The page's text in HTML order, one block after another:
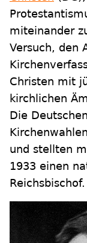
miteinander
Versuch, den
Christen mit
kirchlichen
Die
und stellten
1933 einen
Reichsbischof.